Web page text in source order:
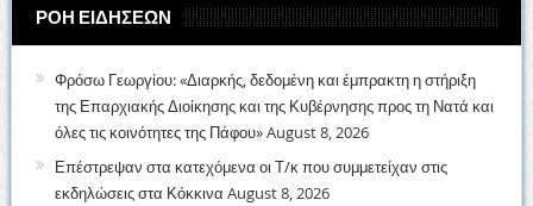
ΡΟΗ ΕΙΔΗΣΕΩΝ
Φρόσω Γεωργίου: «Διαρκής, δεδομένη και έμπρακτη η στήριξη
της Επαρχιακής Διοίκησης και της Κυβέρνησης προς τη Νατά και
όλες τις κοινότητες της Πάφου»August 8, 2026
Επέστρεψαν στα κατεχόμενα οι Τ/κ που συμμετείχαν στις
εκδηλώσεις στα Κόκκινα August 8, 2026